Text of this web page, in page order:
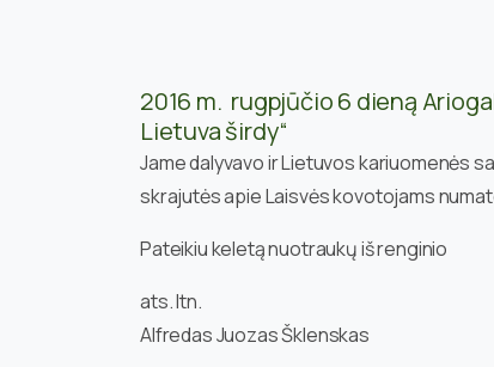
2016 m. rugpjūčio 6 dieną
Lietuva širdy“
Jame dalyvavo ir Lietuvos kariuomenės
skrajutės apie Laisvės kovotojams
Pateikiu keletą nuotraukų iš renginio
ats. ltn.
Alfredas Juozas Šklenskas